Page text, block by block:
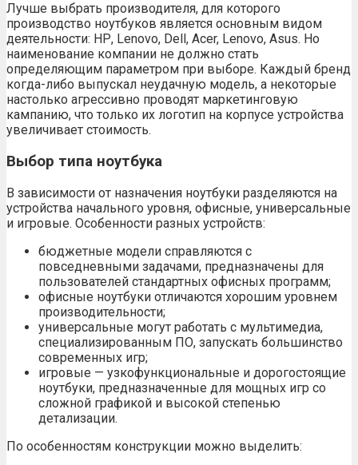
Лучше выбрать производителя, для которого
производство ноутбуков является основным видом
деятельности: НР, Lenovo, Dell, Acer, Lenovo, Asus. Но
наименование компании не должно стать
определяющим параметром при выборе. Каждый бренд
когда-либо выпускал неудачную модель, а некоторые
настолько агрессивно проводят маркетинговую
кампанию, что только их логотип на корпусе устройства
увеличивает стоимость.
Выбор типа ноутбука
В зависимости от назначения ноутбуки разделяются на
устройства начального уровня, офисные, универсальные
и игровые. Особенности разных устройств:
бюджетные модели справляются с
повседневными задачами, предназначены для
пользователей стандартных офисных программ;
офисные ноутбуки отличаются хорошим уровнем
производительности;
универсальные могут работать с мультимедиа,
специализированным ПО, запускать большинство
современных игр;
игровые — узкофункциональные и дорогостоящие
ноутбуки, предназначенные для мощных игр со
сложной графикой и высокой степенью
детализации.
По особенностям конструкции можно выделить: